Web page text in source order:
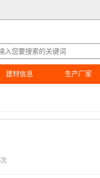
建材信息 生产厂家
次